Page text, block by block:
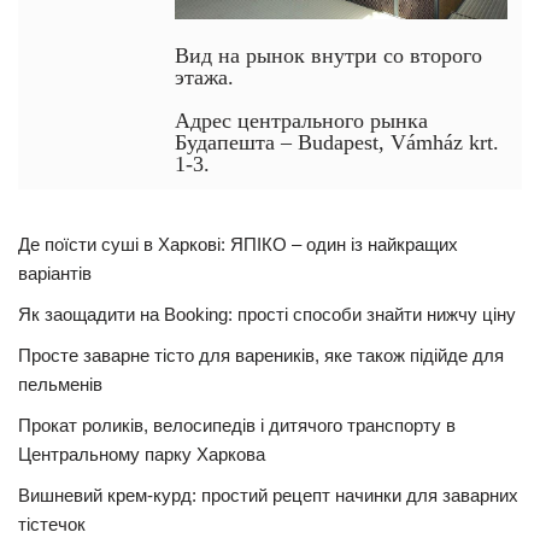
Вид на рынок внутри со второго
этажа.
Адрес центрального рынка
Будапешта – Budapest, Vámház krt.
1-3.
Де поїсти суші в Харкові: ЯПІКО – один із найкращих
варіантів
Як заощадити на Booking: прості способи знайти нижчу ціну
Просте заварне тісто для вареників, яке також підійде для
пельменів
Прокат роликів, велосипедів і дитячого транспорту в
Центральному парку Харкова
Вишневий крем-курд: простий рецепт начинки для заварних
тістечок